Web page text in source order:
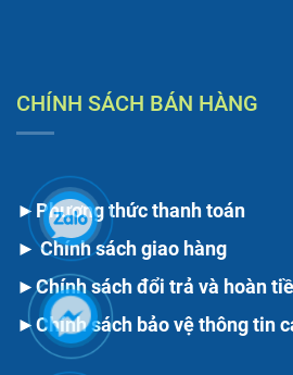
CHÍNH SÁCH BÁN HÀNG
►Phương thức thanh toán
►Chính sách giao hàng
►Chính sách đổi trả và hoàn
►Chính sách bảo vệ thông tin